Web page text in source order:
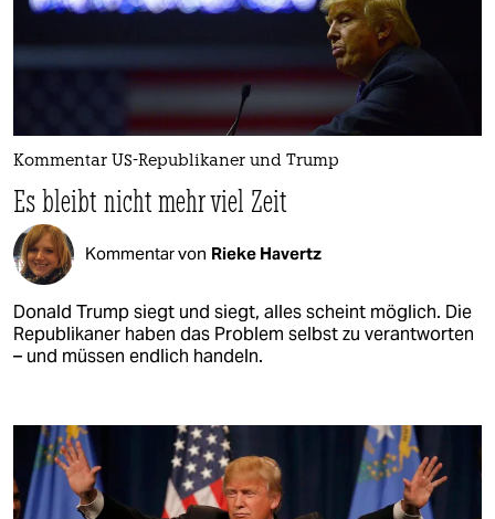
Kommentar US-Republikaner und Trump
Es bleibt nicht mehr viel Zeit
Kommentar von Rieke Havertz
Donald Trump siegt und siegt, alles scheint möglich. Die
Republikaner haben das Problem selbst zu verantworten
– und müssen endlich handeln.